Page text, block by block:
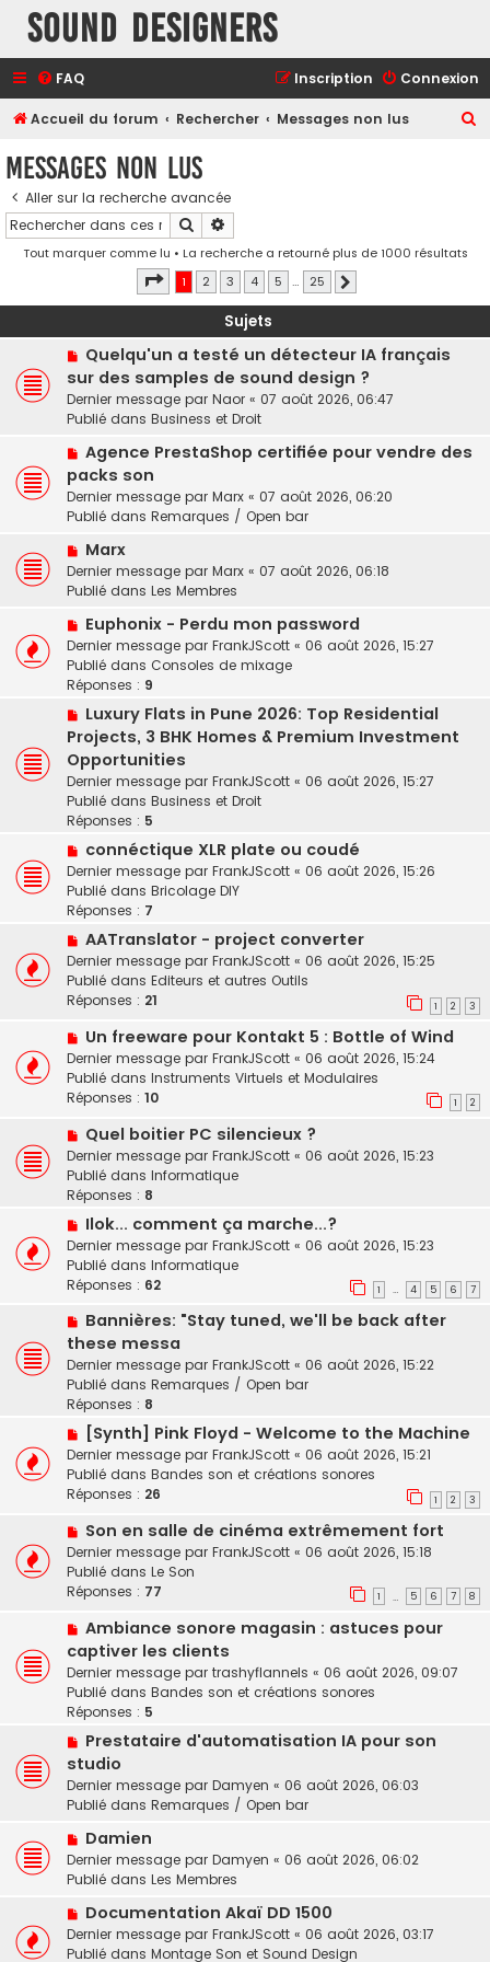
Sound Designers
FAQ Connexion
Inscription
Accueil du forum Rechercher Messages non lus
Messages non lus
Aller sur la recherche avancée
Rechercher
Tout marquer comme lu • La recherche a retourné plus de 1000 résultats
Page
1sur25
1 2 3 4 5 … 25
Sujets
N
o
u
v
a
u
m
e
s
a
g
Quelqu'un a testé un détecteur IA français
sur des samples de sound design ?
Dernier message par Naor « 07 août 2026, 06:47
Publié dans Business et Droit
N
o
u
v
a
u
m
s
s
a
g
e
Agence PrestaShop certifiée pour vendre des
packs son
Dernier message par Marx « 07 août 2026, 06:20
Publié dans Remarques / Open bar
N
o
u
e
a
u
m
e
s
s
a
g
e
Marx
Dernier message par Marx « 07 août 2026, 06:18
Publié dans Les Membres
N
o
u
v
a
u
m
e
s
s
g
e
Euphonix - Perdu mon password
Dernier message par FrankJScott « 06 août 2026, 15:27
Publié dans Consoles de mixage
Réponses : 9
N
o
v
e
a
u
m
e
s
s
g
e
Luxury Flats in Pune 2026: Top Residential
Projects, 3 BHK Homes & Premium Investment
Opportunities
Dernier message par FrankJScott « 06 août 2026, 15:27
Publié dans Business et Droit
Réponses : 5
N
o
u
v
a
u
m
e
s
a
g
e
connéctique XLR plate ou coudé
Dernier message par FrankJScott « 06 août 2026, 15:26
Publié dans Bricolage DIY
Réponses : 7
N
o
u
v
a
u
m
e
s
a
g
e
AATranslator - project converter
Dernier message par FrankJScott « 06 août 2026, 15:25
Publié dans Editeurs et autres Outils
Réponses : 21 1 2 3
N
o
u
v
a
u
m
e
s
a
g
e
Un freeware pour Kontakt 5 : Bottle of Wind
Dernier message par FrankJScott « 06 août 2026, 15:24
Publié dans Instruments Virtuels et Modulaires
Réponses : 10 1 2
N
o
u
v
a
u
m
e
s
a
g
e
Quel boitier PC silencieux ?
Dernier message par FrankJScott « 06 août 2026, 15:23
Publié dans Informatique
Réponses : 8
N
o
u
v
a
u
m
e
s
s
a
g
e
Ilok... comment ça marche...?
Dernier message par FrankJScott « 06 août 2026, 15:23
Publié dans Informatique
Réponses : 62 1 … 4 5 6 7
N
o
u
v
e
a
m
e
s
a
g
e
Bannières: "Stay tuned, we'll be back after
these messa
Dernier message par FrankJScott « 06 août 2026, 15:22
Publié dans Remarques / Open bar
Réponses : 8
o
u
v
a
u
m
e
s
a
g
e
[Synth] Pink Floyd - Welcome to the Machine
Dernier message par FrankJScott « 06 août 2026, 15:21
Publié dans Bandes son et créations sonores
Réponses : 26 1 2 3
N
o
u
v
a
u
m
e
s
s
a
g
e
Son en salle de cinéma extrêmement fort
Dernier message par FrankJScott « 06 août 2026, 15:18
Publié dans Le Son
Réponses : 77 1 … 5 6 7 8
N
o
v
e
a
u
m
e
s
a
g
e
Ambiance sonore magasin : astuces pour
captiver les clients
Dernier message par trashyflannels « 06 août 2026, 09:07
Publié dans Bandes son et créations sonores
Réponses : 5
N
o
v
a
u
m
s
s
a
Prestataire d'automatisation IA pour son
studio
Dernier message par Damyen « 06 août 2026, 06:03
Publié dans Remarques / Open bar
N
o
u
e
a
u
Damien
Dernier message par Damyen « 06 août 2026, 06:02
Publié dans Les Membres
N
o
u
Documentation Akaï DD 1500
Dernier message par FrankJScott « 06 août 2026, 03:17
Publié dans Montage Son et Sound Design